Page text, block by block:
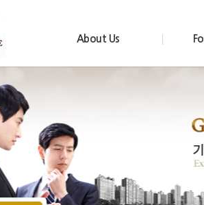
About Us